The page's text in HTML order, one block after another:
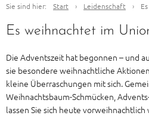
Sie sind hier: Start › Leidenschaft ›
Es weihnachtet im
Die Adventszeit hat begonnen – und
sie besondere weihnachtliche
kleine Überraschungen mit sich.
Weihnachtsbaum-Schmücken,
lassen Sie sich heute vorweihnachtlich